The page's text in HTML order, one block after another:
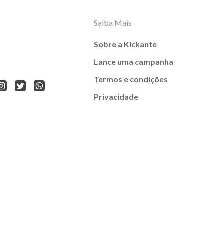
Saiba Mais
Sobre a Kickante
Lance uma campanha
Termos e condições
Privacidade